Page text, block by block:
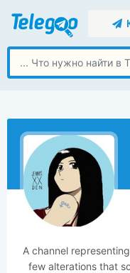
A channel
few alterations that